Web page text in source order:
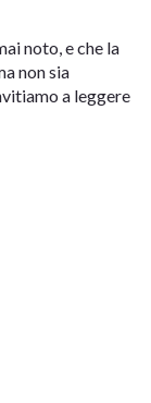
noto, e che la
non sia
a leggere